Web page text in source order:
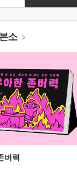
소
버력